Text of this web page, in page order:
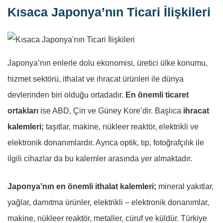
Kısaca Japonya’nın Ticari İlişkileri
Japonya’nın enlerle dolu ekonomisi, üretici ülke konumu,
hizmet sektörü, ithalat ve ihracat ürünleri ile dünya
devlerinden biri olduğu ortadadır. En önemli ticaret
ortakları ise ABD, Çin ve Güney Kore’dir. Başlıca ihracat
kalemleri; taşıtlar, makine, nükleer reaktör, elektrikli ve
elektronik donanımlardır. Ayrıca optik, tıp, fotoğrafçılık ile
ilgili cihazlar da bu kalemler arasında yer almaktadır.
Japonya’nın en önemli ithalat kalemleri; mineral yakıtlar,
yağlar, damıtma ürünler, elektrikli – elektronik donanımlar,
makine, nükleer reaktör, metaller, cüruf ve küldür. Türkiye